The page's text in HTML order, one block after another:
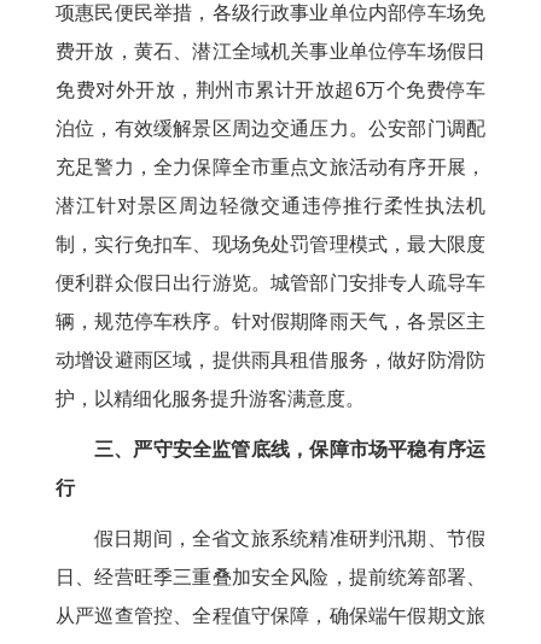
项惠民便民举措，各级行政事业单位内部停车场免
费开放，黄石、潜江全域机关事业单位停车场假日
免费对外开放，荆州市累计开放超6万个免费停车
泊位，有效缓解景区周边交通压力。公安部门调配
充足警力，全力保障全市重点文旅活动有序开展，
潜江针对景区周边轻微交通违停推行柔性执法机
制，实行免扣车、现场免处罚管理模式，最大限度
便利群众假日出行游览。城管部门安排专人疏导车
辆，规范停车秩序。针对假期降雨天气，各景区主
动增设避雨区域，提供雨具租借服务，做好防滑防
护，以精细化服务提升游客满意度。
三、严守安全监管底线，保障市场平稳有序运
行
假日期间，全省文旅系统精准研判汛期、节假
日、经营旺季三重叠加安全风险，提前统筹部署、
从严巡查管控、全程值守保障，确保端午假期文旅